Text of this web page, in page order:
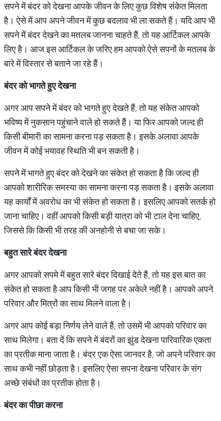
सपने में बंदर को देखना आपके जीवन के लिए कुछ विशेष संकेत मिलता
है। ऐसे में आप अपने जीवन में कुछ बदलाव भी ला सकते हैं। यदि आप भी
सपने में बंदर देखने का मतलब जानना चाहते हैं, तो यह आर्टिकल आपके
लिए है। आज इस आर्टिकल के जरिए हम आपको ऐसे सपनों के मतलब के
बारे में विस्तार से बताने जा रहे हैं।
बंदरकोभागतेहुएदेखना
अगर आप सपने में बंदर को भागते हुए देखते हैं, तो यह संकेत आपको
भविष्य में नुकसान पहुंचाने वाले हो सकते हैं। या फिर आपको जल्द ही
किसी बीमारी का सामना करना पड़ सकता है। इसके अलावा आपके
जीवन में कोई भयावह स्थिति भी बन सकती है।
सपने में भागते हुए बंदर को देखने का संकेत हो सकता है कि जल्द ही
आपको शारीरिक समस्या का सामना करना पड़ सकता है। इसके अलावा
यह कार्यों में अवरोध का भी संकेत हो सकता है। इसलिए आपको सतर्क हो
जाना चाहिए। वहीं आपको किसी बड़ी यात्रा को भी टाल देना चाहिए,
जिससे कि किसी भी तरह की अनहोनी से बचा जा सके।
बहुतसारेबंदरदेखना
अगर आपको सपमे में बहुत सारे बंदर दिखाई देते हैं, तो यह इस बात का
संकेत हो सकता है आप किसी भी जगह पर अकेले नहीं है। आपको अपने
परिवार और मित्रों का साथ मिलने वाला है।
अगर आप कोई बड़ा निर्णय लेने वाले हैं, तो उसमें भी आपको परिवार का
साथ मिलेगा। बता दें कि सपने में बंदरों का झुंड देखना पारिवारिक एकता
का प्रतीक माना जाता है। बंदर एक ऐसा जानवर है, जो अपने परिवार का
साथ कभी नहीं छोड़ता है। इसलिए ऐसा सपना देखना परिवार के संग
अच्छे संबंधों का प्रतीक होता है।
बंदरकापीछाकरना